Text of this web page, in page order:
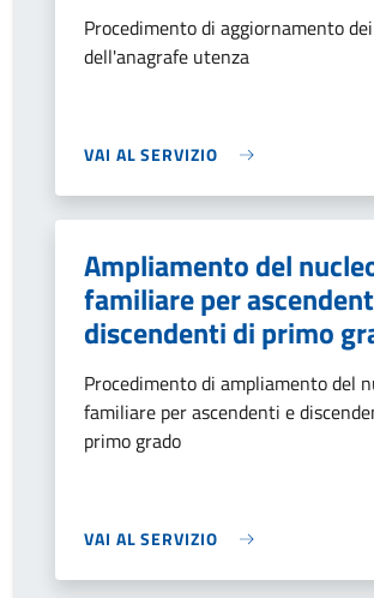
Procedimento di aggiornamento
dell'anagrafe utenza
VAI AL SERVIZIO
Ampliamento del
familiare per
discendenti di primo
Procedimento di ampliamento del
familiare per ascendenti e
primo grado
VAI AL SERVIZIO